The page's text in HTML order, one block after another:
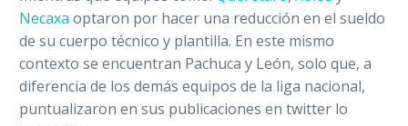
Necaxa optaron por hacer una reducción en el sueldo
de su cuerpo técnico y plantilla. En este mismo
contexto se encuentran Pachuca y León, solo que, a
diferencia de los demás equipos de la liga nacional,
puntualizaron en sus publicaciones en twitter lo